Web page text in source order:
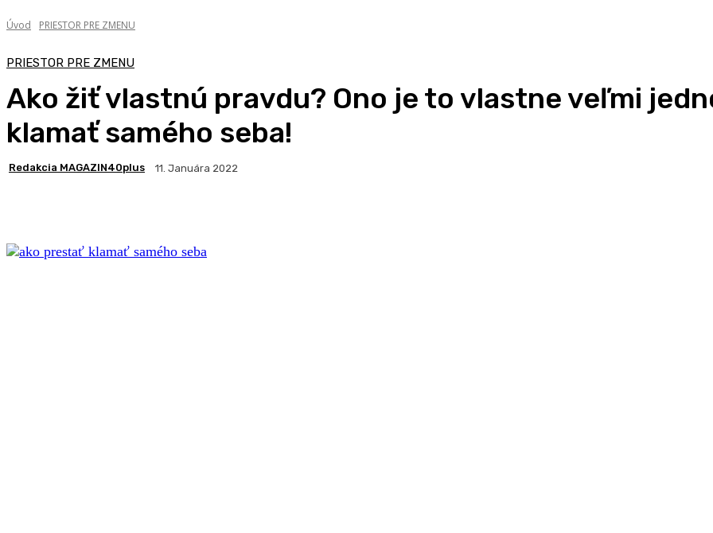
Úvod PRIESTOR PRE ZMENU
PRIESTOR PRE ZMENU
Ako žiť vlastnú pravdu? Ono je to vlastne veľmi
klamať samého seba!
Redakcia MAGAZIN40plus 11. Januára 2022